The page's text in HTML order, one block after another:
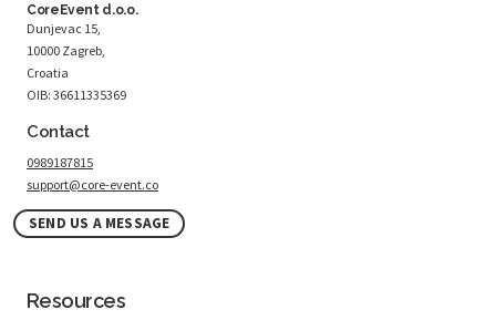
CoreEvent d.o.o.
Dunjevac 15,
10000 Zagreb,
Croatia
OIB: 36611335369
Contact
0989187815
support@core-event.co
SEND US A MESSAGE
Resources